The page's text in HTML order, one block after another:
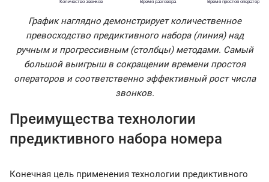
График наглядно демонстрирует количественное
превосходство предиктивного набора (линия) над
ручным и прогрессивным (столбцы) методами. Самый
большой выигрыш в сокращении времени простоя
операторов и соответственно эффективный рост числа
звонков.
Преимущества технологии
предиктивного набора номера
Конечная цель применения технологии предиктивного